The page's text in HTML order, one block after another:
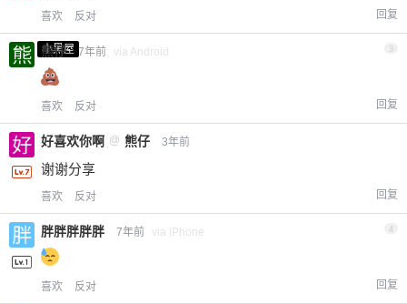
喜欢 反对 回复
小黑屋
熊仔 7年前 via Android 3
喜欢 反对 回复
好喜欢你啊 @ 熊仔 3年前
谢谢分享
喜欢 反对 回复
胖胖胖胖胖 7年前 via iPhone 4
喜欢 反对 回复